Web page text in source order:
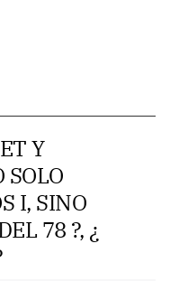
Y
SOLO
I, SINO
78 ?, ¿